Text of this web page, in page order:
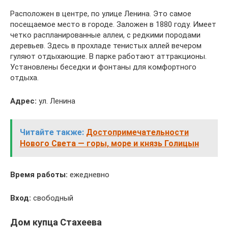
Расположен в центре, по улице Ленина. Это самое
посещаемое место в городе. Заложен в 1880 году. Имеет
четко распланированные аллеи, с редкими породами
деревьев. Здесь в прохладе тенистых аллей вечером
гуляют отдыхающие. В парке работают аттракционы.
Установлены беседки и фонтаны для комфортного
отдыха.
Адрес: ул. Ленина
Читайте также: Достопримечательности
Нового Света — горы, море и князь Голицын
Время работы: ежедневно
Вход: свободный
Дом купца Стахеева